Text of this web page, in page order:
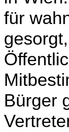
für
Bürger